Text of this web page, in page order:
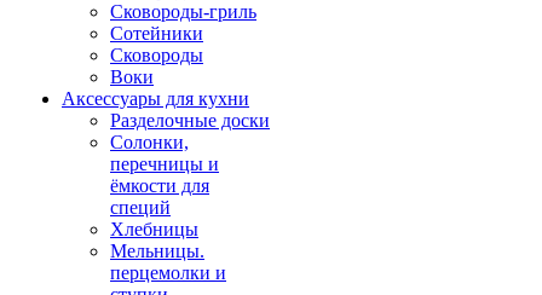
Сковороды-гриль
Сотейники
Сковороды
Воки
Аксессуары для кухни
Разделочные доски
Солонки,
перечницы и
ёмкости для
специй
Хлебницы
Мельницы.
перцемолки и